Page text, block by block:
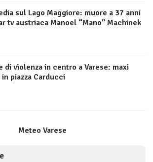
sul Lago Maggiore: muore a 37 anni
tv austriaca Manoel “Mano” Machinek
di violenza in centro a Varese: maxi
piazza Carducci
Meteo Varese